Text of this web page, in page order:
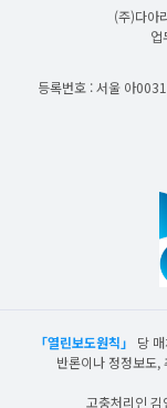
(주)다아
업
등록번호 : 서울 아
「열린보도원칙」
당
반론이나 정정보도,
고충처리인